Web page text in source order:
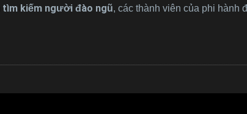
tìm kiếm người đào ngũ, các thành viên của phi hành